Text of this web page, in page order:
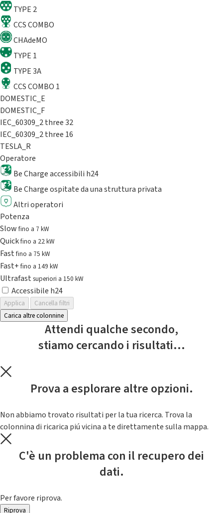
TYPE 2
CCS COMBO
CHAdeMO
TYPE 1
TYPE 3A
CCS COMBO 1
DOMESTIC_E
DOMESTIC_F
IEC_60309_2 three 32
IEC_60309_2 three 16
TESLA_R
Operatore
Be Charge accessibili h24
Be Charge ospitate da una struttura privata
Altri operatori
Potenza
Slowfino a 7 kW
Quickfino a 22 kW
Fastfino a 75 kW
Fast+fino a 149 kW
Ultrafast superiori a 150 kW
Accessibile h24
Applica
Cancella filtri
Carica altre colonnine
Attendi qualche secondo,
stiamo cercando i risultati...
Prova a esplorare altre opzioni.
Non abbiamo trovato risultati per la tua ricerca. Trova la
colonnina di ricarica piú vicina a te direttamente sulla mappa.
C'è un problema con il recupero dei
dati.
Per favore riprova.
Riprova